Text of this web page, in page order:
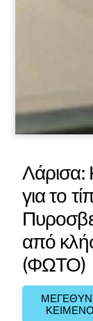
Λάρισα:
για το
από
(ΦΩΤΟ)